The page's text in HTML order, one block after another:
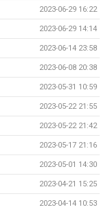
2023-06-29 16:22
2023-06-29 14:14
2023-06-14 23:58
2023-06-08 20:38
2023-05-31 10:59
2023-05-22 21:55
2023-05-22 21:42
2023-05-17 21:16
2023-05-01 14:30
2023-04-21 15:25
2023-04-14 10:53